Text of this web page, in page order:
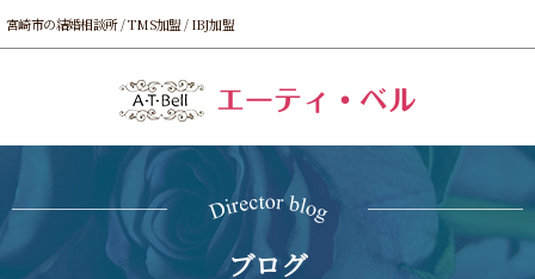
宮崎市の結婚相談所 / TMS加盟 / IBJ加盟
ブログ